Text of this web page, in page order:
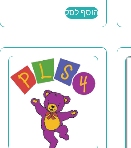
הוסף לסל